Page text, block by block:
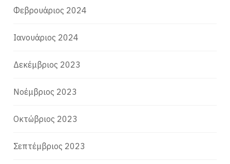
Φεβρουάριος 2024
Ιανουάριος 2024
Δεκέμβριος 2023
Νοέμβριος 2023
Οκτώβριος 2023
Σεπτέμβριος 2023